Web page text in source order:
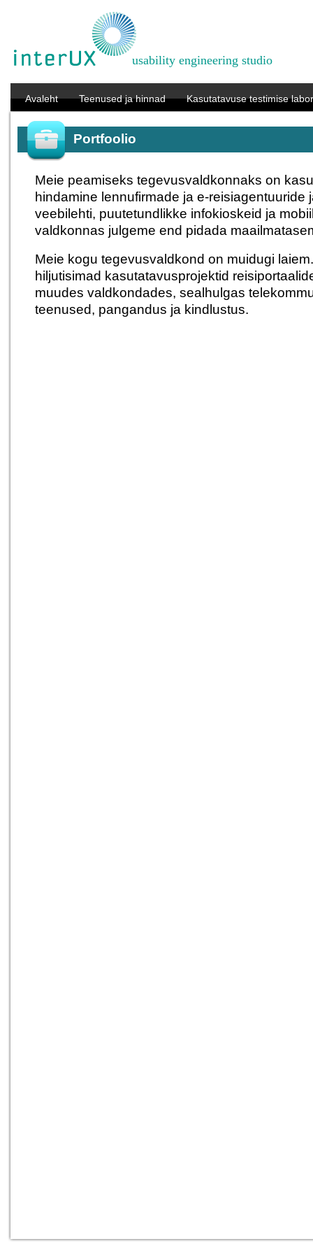
usability engineering studio
Avaleht Teenused ja hinnad Kasutatavuse testimise labor
Portfoolio
Meie peamiseks tegevusvaldkonnaks on
hindamine lennufirmade ja e-reisiagentuuride
veebilehti, puutetundlikke infokioskeid ja
valdkonnas julgeme end pidada
Meie kogu tegevusvaldkond on muidugi
hiljutisimad kasutatavusprojektid
muudes valdkondades, sealhulgas
teenused, pangandus ja kindlustus.